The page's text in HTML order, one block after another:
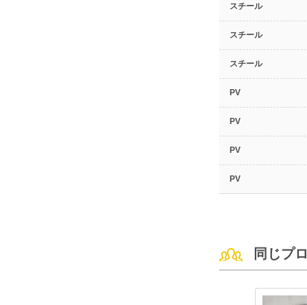
スチール
スチール
スチール
PV
PV
PV
PV
同じプ